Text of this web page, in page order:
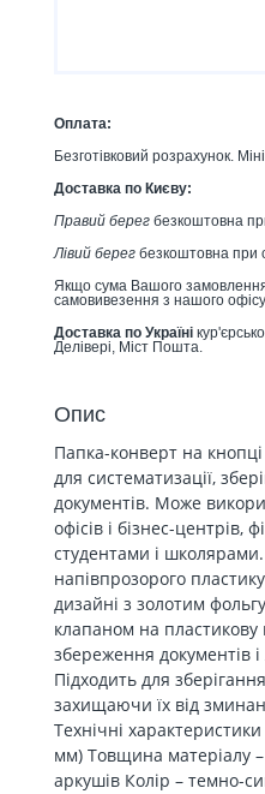
Оплата:
Безготівковий розрахунок.
Доставка по Києву:
Правий берег безкоштовна
Лівий берег безкоштовна при
Якщо сума Вашого
самовивезення з нашого
Доставка по Україні
Делівері, Міст Пошта.
Опис
Папка-конверт на кнопці
для систематизації,
документів. Може
офісів і бізнес-центрів,
студентами і
напівпрозорого
дизайні з золотим
клапаном на
збереження документів
Підходить для
захищаючи їх від
Технічні
мм) Товщина матеріалу
аркушів Колір – темно-